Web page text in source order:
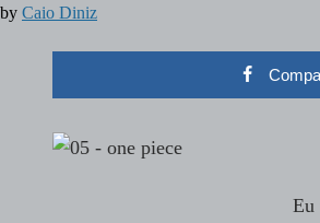
by Caio Diniz
Eu